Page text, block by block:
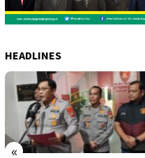
HEADLINES
«